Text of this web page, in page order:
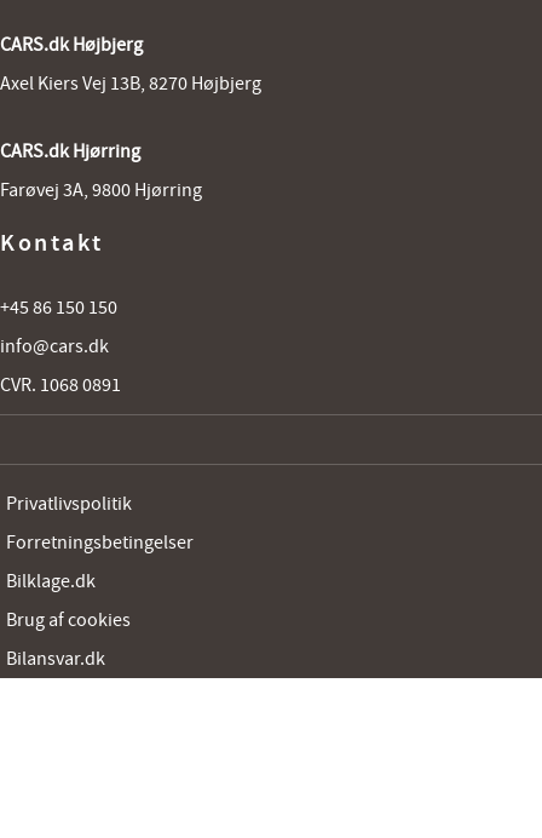
CARS.dk Højbjerg
Axel Kiers Vej 13B, 8270 Højbjerg
CARS.dk Hjørring
Farøvej 3A, 9800 Hjørring
Kontakt
+45 86 150 150
info@cars.dk
CVR. 1068 0891
Privatlivspolitik
Forretningsbetingelser
Bilklage.dk
Brug af cookies
Bilansvar.dk